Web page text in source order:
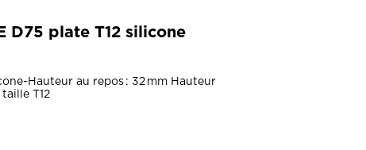
D75 plate T12 silicone
Hauteur au repos : 32 mm Hauteur
T12